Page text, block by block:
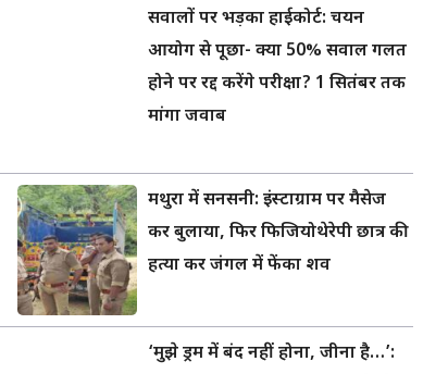
सवालों पर भड़का हाईकोर्ट: चयन
आयोग से पूछा- क्या 50% सवाल गलत
होने पर रद्द करेंगे परीक्षा? 1 सितंबर तक
मांगा जवाब
मथुरा में सनसनी: इंस्टाग्राम पर मैसेज
कर बुलाया, फिर फिजियोथेरेपी छात्र की
हत्या कर जंगल में फेंका शव
‘मुझे ड्रम में बंद नहीं होना, जीना है…’: